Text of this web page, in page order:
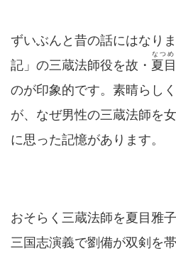
ずいぶんと昔の話にはなり
記」の三蔵法師役を故・ 夏
なつ
のが印象的です。素晴らし
が、なぜ男性の三蔵法師を
に思った記憶があります。
おそらく三蔵法師を夏目雅
三国志演義で劉備が双剣を